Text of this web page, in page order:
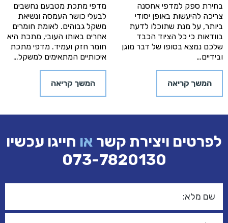
בחירת ספק למדפי אחסנה
צריכה להיעשות באופן יסודי
ביותר, על מנת שתוכלו לדעת
בוודאות כי כל הציוד הכבד
שלכם נמצא בסופו של דבר מוגן
ובידיים…
המשך קריאה
מדפי מתכת מטבעם נחשבים
לבעלי כושר העמסה ונשיאת
משקל גבוהים. לאומת חומרים
אחרים באותו העובי, מתכת היא
חומר חזק ועמיד. מדפי מתכת
איכותיים המתאימים למשקל…
המשך קריאה
לפרטים ויצירת קשר או חייגו עכשיו
073-7820130